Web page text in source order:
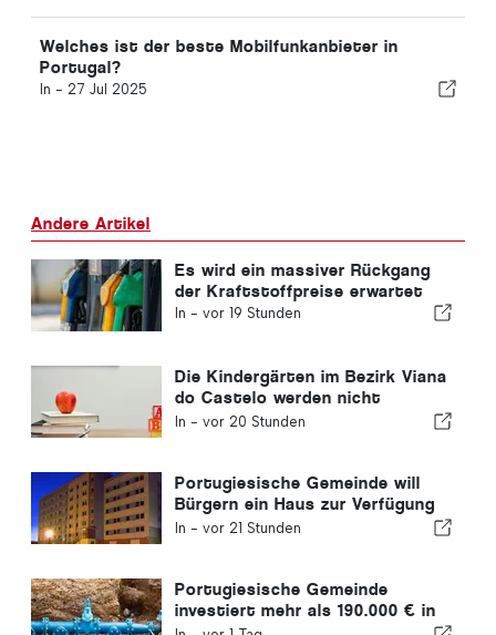
Welches ist der beste Mobilfunkanbieter in
Portugal?
In - 27 Jul 2025
Andere Artikel
Es wird ein massiver Rückgang
der Kraftstoffpreise erwartet
In - vor 19 Stunden
Die Kindergärten im Bezirk Viana
do Castelo werden nicht
geschlossen
In - vor 20 Stunden
Portugiesische Gemeinde will
Bürgern ein Haus zur Verfügung
stellen
In - vor 21 Stunden
Portugiesische Gemeinde
investiert mehr als 190.000 € in